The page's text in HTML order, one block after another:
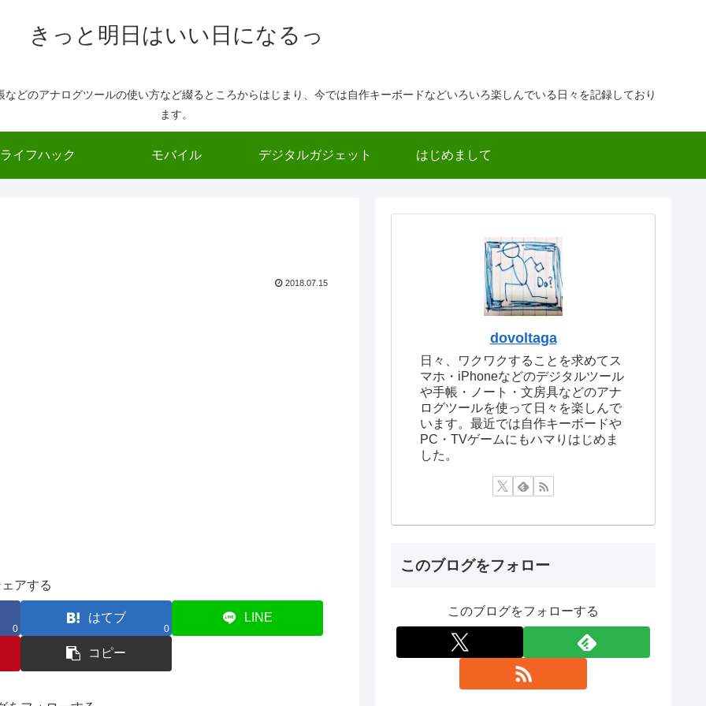
きっと明日はいい日になるっ
どのアナログツールの使い方など綴るところからはじまり、今では自作キーボードなどいろいろ楽しんでいる日々を記録しており
ます。
ライフハック モバイル デジタルガジェット はじめまして
2018.07.15
アする
0
はてブ
0
LINE
コピー
dovoltaga
日々、ワクワクすることを求めてス
マホ・iPhoneなどのデジタルツール
や手帳・ノート・文房具などのアナ
ログツールを使って日々を楽しんで
います。最近では自作キーボードや
PC・TVゲームにもハマりはじめま
した。
このブログをフォロー
このブログをフォローする